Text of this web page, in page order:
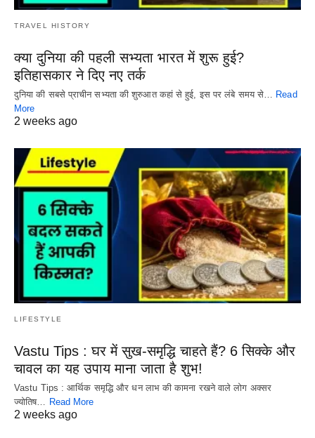
TRAVEL HISTORY
क्या दुनिया की पहली सभ्यता भारत में शुरू हुई?
इतिहासकार ने दिए नए तर्क
दुनिया की सबसे प्राचीन सभ्यता की शुरुआत कहां से हुई, इस पर लंबे समय से… Read
More
2 weeks ago
LIFESTYLE
Vastu Tips : घर में सुख-समृद्धि चाहते हैं? 6 सिक्के और
चावल का यह उपाय माना जाता है शुभ!
Vastu Tips : आर्थिक समृद्धि और धन लाभ की कामना रखने वाले लोग अक्सर
ज्योतिष… Read More
2 weeks ago